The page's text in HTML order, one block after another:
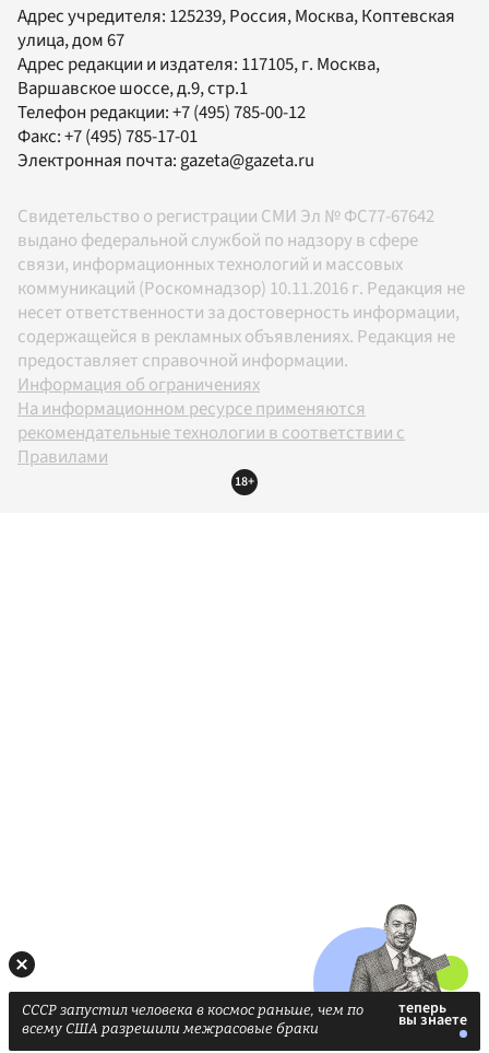
Адрес учредителя: 125239, Россия, Москва, Коптевская
улица, дом 67
Адрес редакции и издателя: 117105, г. Москва,
Варшавское шоссе, д.9, стр.1
Телефон редакции:+7 (495) 785-00-12
Факс:+7 (495) 785-17-01
Электронная почта:gazeta@gazeta.ru
Свидетельство о регистрации СМИ Эл № ФС77-67642
выдано федеральной службой по надзору в сфере
связи, информационных технологий и массовых
коммуникаций (Роскомнадзор) 10.11.2016 г. Редакция не
несет ответственности за достоверность информации,
содержащейся в рекламных объявлениях. Редакция не
предоставляет справочной информации.
Информация об ограничениях
На информационном ресурсе применяются
рекомендательные технологии в соответствии с
Правилами
18+
СССР запустил человека в космос раньше, чем по
всему США разрешили межрасовые браки